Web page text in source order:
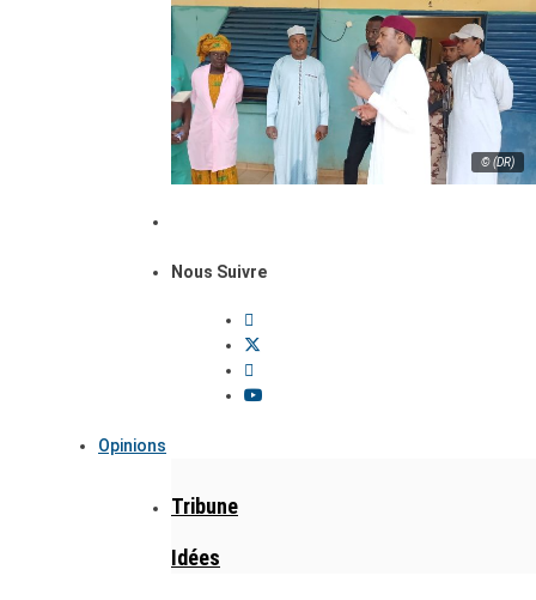
© (DR)
Nous Suivre
Opinions
Tribune
Idées